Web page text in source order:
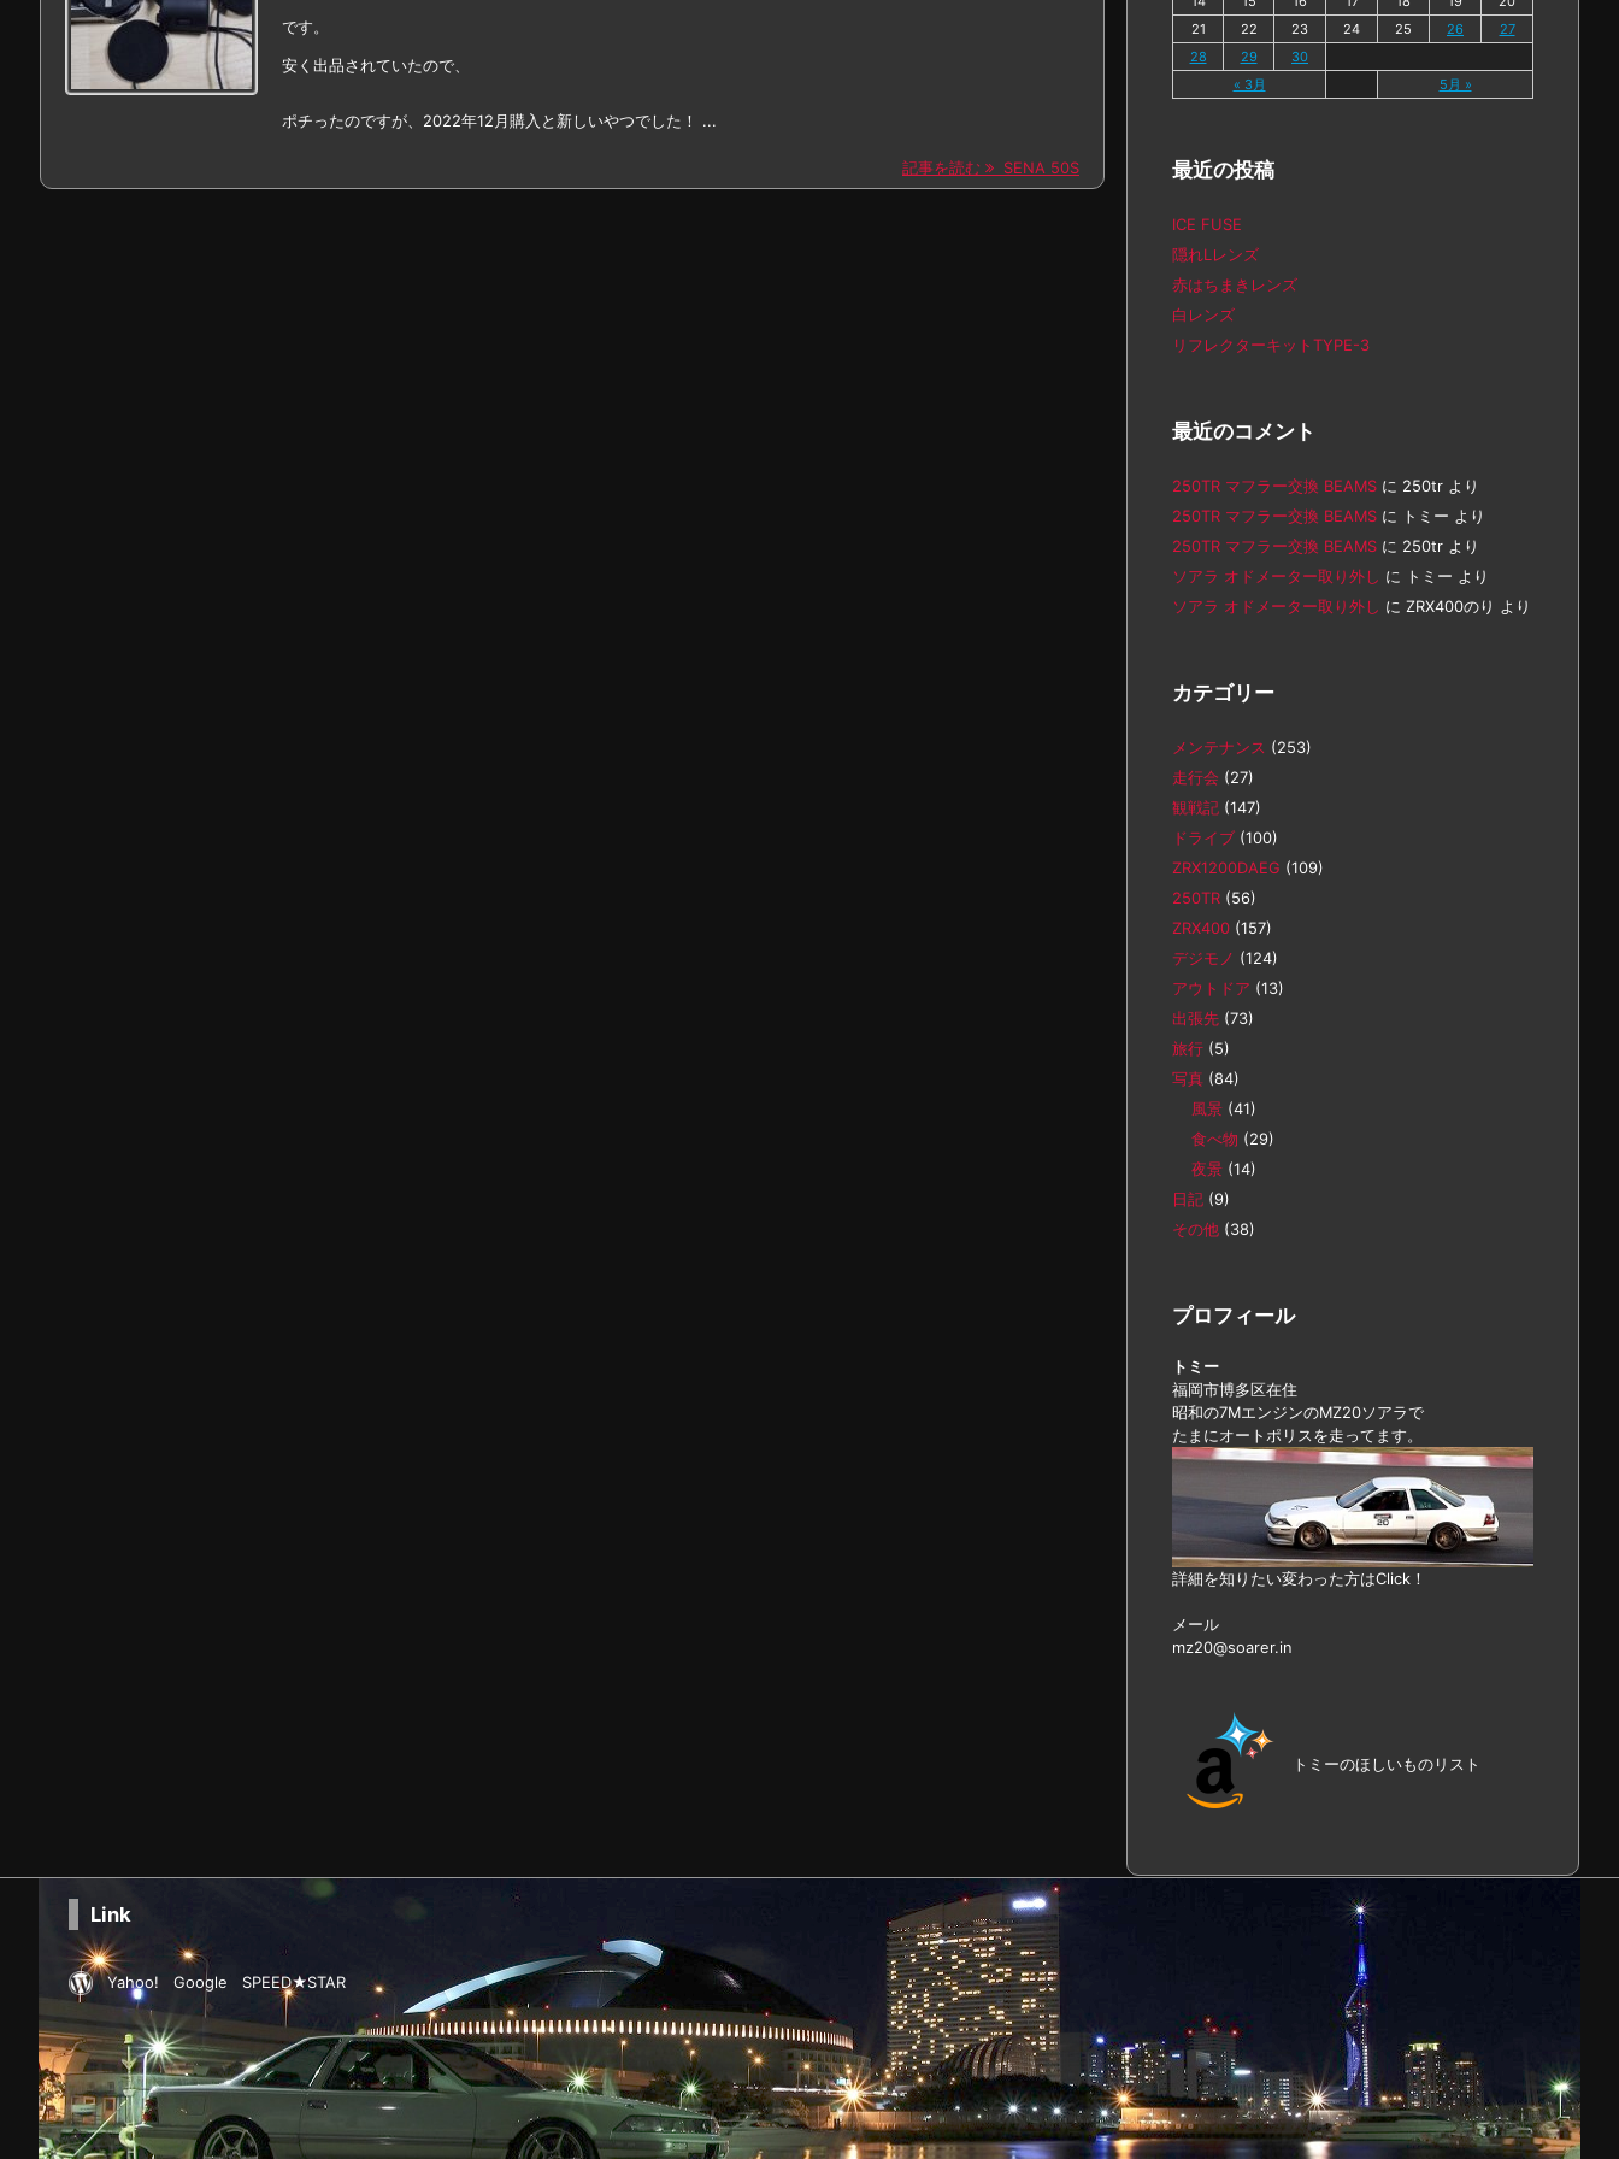
です。
安く出品されていたので、
ポチったのですが、2022年12月購入と新しいやつでした！ ...
記事を読む SENA 50S
« 3月 5月 »
21
22 23 24 25 26
27
28
29 30
最近の投稿
ICE FUSE
隠れLレンズ
赤はちまきレンズ
白レンズ
リフレクターキットTYPE-3
最近のコメント
250TR マフラー交換 BEAMS に 250tr より
250TR マフラー交換 BEAMS に トミー より
250TR マフラー交換 BEAMS に 250tr より
ソアラ オドメーター取り外し に トミー より
ソアラ オドメーター取り外し に ZRX400のり より
カテゴリー
メンテナンス (253)
走行会 (27)
観戦記 (147)
ドライブ (100)
ZRX1200DAEG (109)
250TR (56)
ZRX400 (157)
デジモノ (124)
アウトドア (13)
出張先 (73)
旅行 (5)
写真 (84)
風景 (41)
食べ物 (29)
夜景 (14)
日記 (9)
その他 (38)
プロフィール
トミー
福岡市博多区在住
昭和の7MエンジンのMZ20ソアラで
たまにオートポリスを走ってます。
詳細を知りたい変わった方はClick！
メール
mz20@soarer.in
トミーのほしいものリスト
Link
Yahoo! Google SPEED★STAR